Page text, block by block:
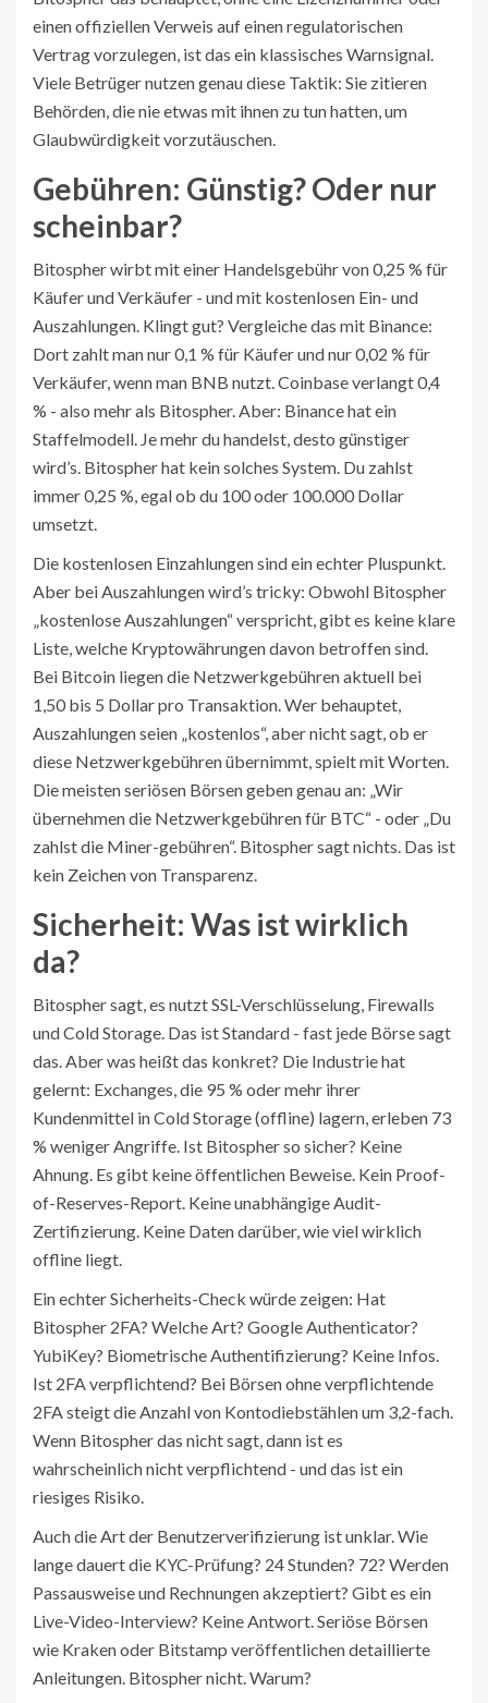
einen offiziellen Verweis auf einen regulatorischen
Vertrag vorzulegen, ist das ein klassisches Warnsignal.
Viele Betrüger nutzen genau diese Taktik: Sie zitieren
Behörden, die nie etwas mit ihnen zu tun hatten, um
Glaubwürdigkeit vorzutäuschen.
Gebühren: Günstig? Oder nur
scheinbar?
Bitospher wirbt mit einer Handelsgebühr von 0,25 % für
Käufer und Verkäufer - und mit kostenlosen Ein- und
Auszahlungen. Klingt gut? Vergleiche das mit Binance:
Dort zahlt man nur 0,1 % für Käufer und nur 0,02 % für
Verkäufer, wenn man BNB nutzt. Coinbase verlangt 0,4
% - also mehr als Bitospher. Aber: Binance hat ein
Staffelmodell. Je mehr du handelst, desto günstiger
wird’s. Bitospher hat kein solches System. Du zahlst
immer 0,25 %, egal ob du 100 oder 100.000 Dollar
umsetzt.
Die kostenlosen Einzahlungen sind ein echter Pluspunkt.
Aber bei Auszahlungen wird’s tricky: Obwohl Bitospher
„kostenlose Auszahlungen“ verspricht, gibt es keine klare
Liste, welche Kryptowährungen davon betroffen sind.
Bei Bitcoin liegen die Netzwerkgebühren aktuell bei
1,50 bis 5 Dollar pro Transaktion. Wer behauptet,
Auszahlungen seien „kostenlos“, aber nicht sagt, ob er
diese Netzwerkgebühren übernimmt, spielt mit Worten.
Die meisten seriösen Börsen geben genau an: „Wir
übernehmen die Netzwerkgebühren für BTC“ - oder „Du
zahlst die Miner-gebühren“. Bitospher sagt nichts. Das ist
kein Zeichen von Transparenz.
Sicherheit: Was ist wirklich
da?
Bitospher sagt, es nutzt SSL-Verschlüsselung, Firewalls
und Cold Storage. Das ist Standard - fast jede Börse sagt
das. Aber was heißt das konkret? Die Industrie hat
gelernt: Exchanges, die 95 % oder mehr ihrer
Kundenmittel in Cold Storage (offline) lagern, erleben 73
% weniger Angriffe. Ist Bitospher so sicher? Keine
Ahnung. Es gibt keine öffentlichen Beweise. Kein Proof-
of-Reserves-Report. Keine unabhängige Audit-
Zertifizierung. Keine Daten darüber, wie viel wirklich
offline liegt.
Ein echter Sicherheits-Check würde zeigen: Hat
Bitospher 2FA? Welche Art? Google Authenticator?
YubiKey? Biometrische Authentifizierung? Keine Infos.
Ist 2FA verpflichtend? Bei Börsen ohne verpflichtende
2FA steigt die Anzahl von Kontodiebstählen um 3,2-fach.
Wenn Bitospher das nicht sagt, dann ist es
wahrscheinlich nicht verpflichtend - und das ist ein
riesiges Risiko.
Auch die Art der Benutzerverifizierung ist unklar. Wie
lange dauert die KYC-Prüfung? 24 Stunden? 72? Werden
Passausweise und Rechnungen akzeptiert? Gibt es ein
Live-Video-Interview? Keine Antwort. Seriöse Börsen
wie Kraken oder Bitstamp veröffentlichen detaillierte
Anleitungen. Bitospher nicht. Warum?